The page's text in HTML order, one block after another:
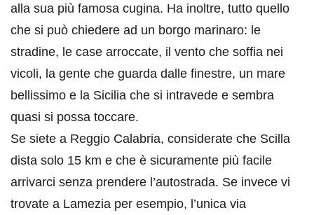
alla sua più famosa cugina. Ha inoltre, tutto quello
che si può chiedere ad un borgo marinaro: le
stradine, le case arroccate, il vento che soffia nei
vicoli, la gente che guarda dalle finestre, un mare
bellissimo e la Sicilia che si intravede e sembra
quasi si possa toccare.
Se siete a Reggio Calabria, considerate che Scilla
dista solo 15 km e che è sicuramente più facile
arrivarci senza prendere l’autostrada. Se invece vi
trovate a Lamezia per esempio, l’unica via